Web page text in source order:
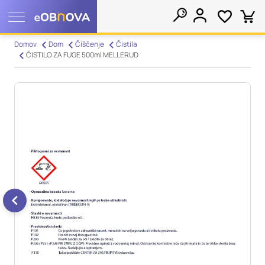
Domov Dom Čiščenje
Čistila
ČISTILO ZA FUGE 500ml MELLERUD
Nastavitve piškotkov
deluje v skladu z vašimi pričakovanji. Te informacije običajno
ne razkrivajo neposredno vaše identitete, vendar vam lahko
zagotovijo bolj prilagojeno spletno uporabniško izkušnjo.
Nekatere vrste piškotkov lahko zavrnete. Klikajte različna
imena kategorij, da si ogledate več informacij in spremenite
privzete nastavitve. Blokiranje določenih vrst piškotkov vpliva
na vašo uporabo tega spletnega mesta in naše storitve.
informacij